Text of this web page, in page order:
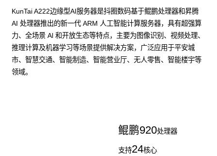
KunTai A222边缘型AI服务器是抖圈数码基于鲲鹏处理器和昇腾
AI 处理器推出的新一代 ARM 人工智能计算服务器，具有超强算
力、全场景 Al 和开放生态等特点，主要为图像识别、视频处理、
推理计算及机器学习等场景提供解决方案，广泛应用于平安城
市、智慧交通、智能制造、智能营业厅、无人零售、智能楼宇等
领域。
鲲鹏920处理器
支持24核心